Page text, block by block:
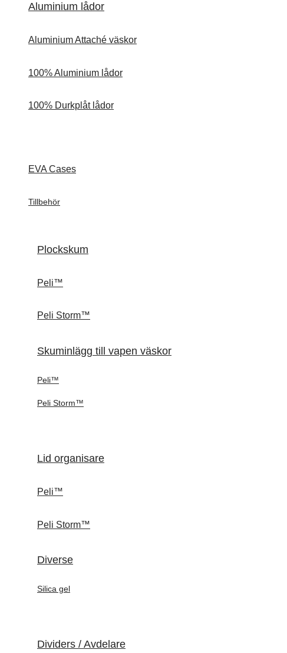
Aluminium lådor
Aluminium Attaché väskor
100% Aluminium lådor
100% Durkplåt lådor
EVA Cases
Tillbehör
Plockskum
Peli™
Peli Storm™
Skuminlägg till vapen väskor
Peli™
Peli Storm™
Lid organisare
Peli™
Peli Storm™
Diverse
Silica gel
Dividers / Avdelare